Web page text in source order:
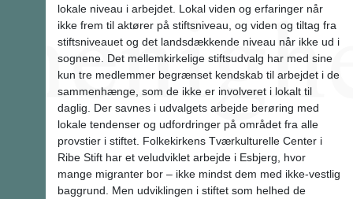
lokale niveau i arbejdet. Lokal viden og erfaringer når
ikke frem til aktører på stiftsniveau, og viden og tiltag fra
stiftsniveauet og det landsdækkende niveau når ikke ud i
sognene. Det mellemkirkelige stiftsudvalg har med sine
kun tre medlemmer begrænset kendskab til arbejdet i de
sammenhænge, som de ikke er involveret i lokalt til
daglig. Der savnes i udvalgets arbejde berøring med
lokale tendenser og udfordringer på området fra alle
provstier i stiftet. Folkekirkens Tværkulturelle Center i
Ribe Stift har et veludviklet arbejde i Esbjerg, hvor
mange migranter bor – ikke mindst dem med ikke-vestlig
baggrund. Men udviklingen i stiftet som helhed de